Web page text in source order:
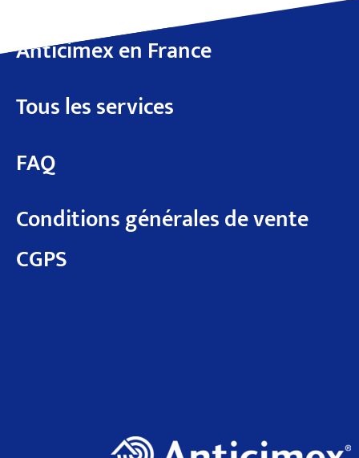
Anticimex en France
Tous les services
FAQ
Conditions générales de vente
CGPS